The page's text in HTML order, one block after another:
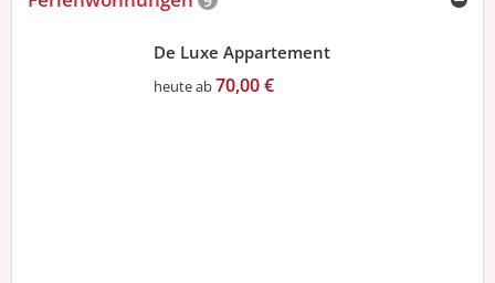
De Luxe Appartement
heute ab70,00 €